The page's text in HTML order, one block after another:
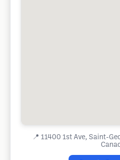
📍 11400 1st Ave, Saint-